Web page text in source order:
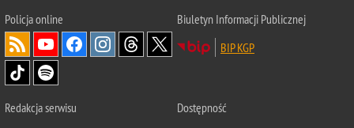
Policjaonline
Biuletyn Informacji Publicznej
BIP KGP
Redakcja serwisu
Dostępność